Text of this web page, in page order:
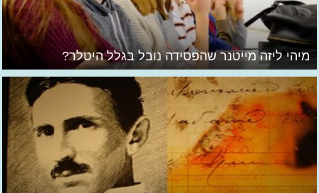
מיהי ליזה מייטנר שהפסידה נובל בגלל היטלר?